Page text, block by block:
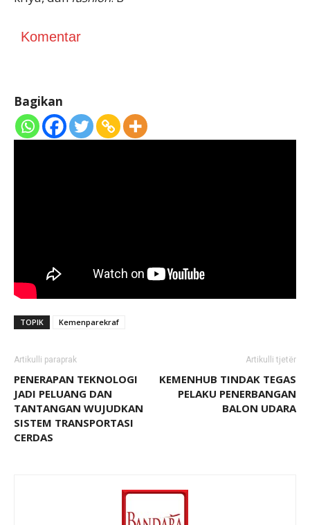
Komentar
Bagikan
TOPIK Kemenparekraf
Artikulli paraprak
PENERAPAN TEKNOLOGI
JADI PELUANG DAN
TANTANGAN WUJUDKAN
SISTEM TRANSPORTASI
CERDAS
Artikulli tjetër
KEMENHUB TINDAK TEGAS
PELAKU PENERBANGAN
BALON UDARA